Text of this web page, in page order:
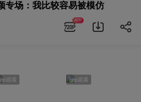
专场：我比较容易被模仿
APP
观看 app观看